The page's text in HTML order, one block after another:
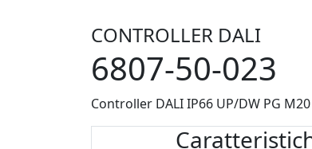
CONTROLLER DALI
6807-50-023
Controller DALI IP66 UP/DW PG M20